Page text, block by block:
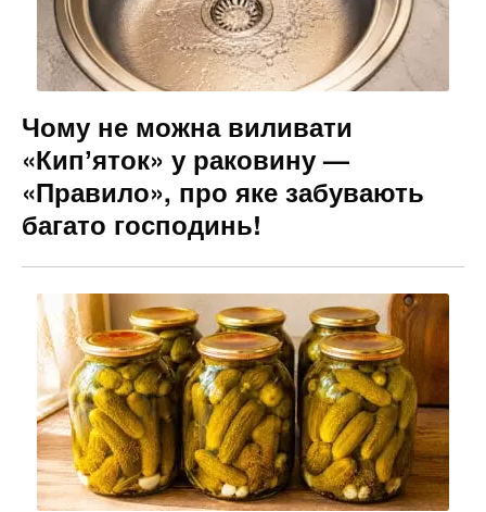
Чому не можна виливати
«Кипʼяток» у раковину —
«Правило», про яке забувають
багато господинь!